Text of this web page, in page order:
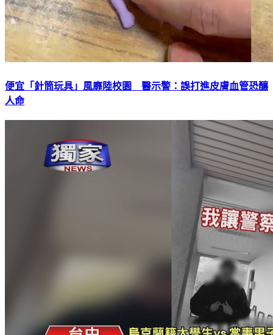
便宜「針筒玩具」風靡陸校園 醫示警：誤打進皮膚血管恐釀
人命